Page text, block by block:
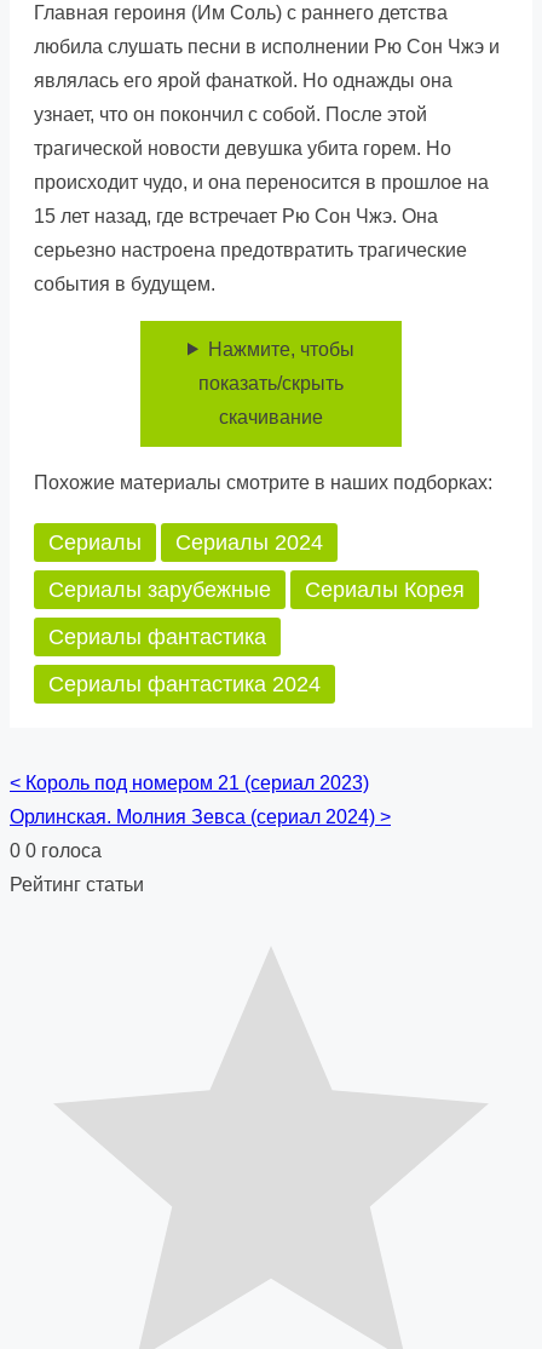
Главная героиня (Им Соль) с раннего детства
любила слушать песни в исполнении Рю Сон Чжэ и
являлась его ярой фанаткой. Но однажды она
узнает, что он покончил с собой. После этой
трагической новости девушка убита горем. Но
происходит чудо, и она переносится в прошлое на
15 лет назад, где встречает Рю Сон Чжэ. Она
серьезно настроена предотвратить трагические
события в будущем.
Нажмите, чтобы
показать/скрыть
скачивание
Похожие материалы смотрите в наших подборках:
Сериалы
Сериалы 2024
Сериалы зарубежные
Сериалы Корея
Сериалы фантастика
Сериалы фантастика 2024
Posts
navigation
< Король под номером 21 (сериал 2023)
Орлинская. Молния Зевса (сериал 2024) >
0 0 голоса
Рейтинг статьи